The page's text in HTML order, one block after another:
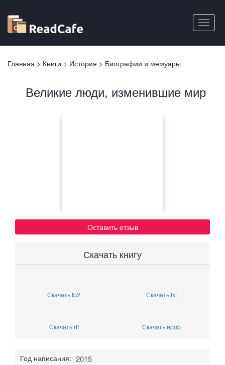
основному
содержанию
Toggle
Вы
Главная > Книги > История > Биографии и мемуары
Великие люди, изменившие мир
Оставить отзыв
Скачать книгу
Скачать fb2 Скачать txt
Скачать rtf Скачать epub
Год написания: 2015